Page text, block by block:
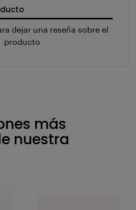
dejar una reseña sobre el
producto
más
nuestra